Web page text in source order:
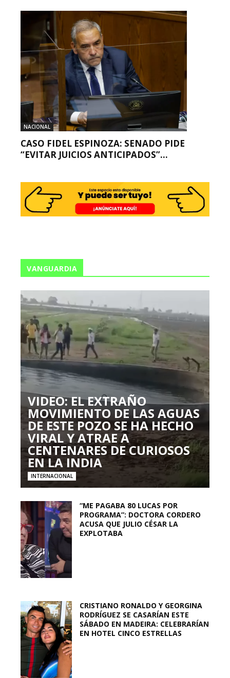
NACIONAL
CASO FIDEL ESPINOZA: SENADO PIDE
“EVITAR JUICIOS ANTICIPADOS”...
VANGUARDIA
VIDEO: EL EXTRAÑO
MOVIMIENTO DE LAS AGUAS
DE ESTE POZO SE HA HECHO
VIRAL Y ATRAE A
CENTENARES DE CURIOSOS
EN LA INDIA
INTERNACIONAL
“ME PAGABA 80 LUCAS POR
PROGRAMA”: DOCTORA CORDERO
ACUSA QUE JULIO CÉSAR LA
EXPLOTABA
CRISTIANO RONALDO Y GEORGINA
RODRÍGUEZ SE CASARÍAN ESTE
SÁBADO EN MADEIRA: CELEBRARÍAN
EN HOTEL CINCO ESTRELLAS